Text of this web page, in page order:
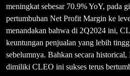
meningkat sebesar 70.9% YoY, pada
pertumbuhan Net Profit Margin ke
menandakan bahwa di 2Q2024 ini,
keuntungan penjualan yang lebih
sebelumnya. Bahkan secara
dimiliki CLEO ini sukses terus